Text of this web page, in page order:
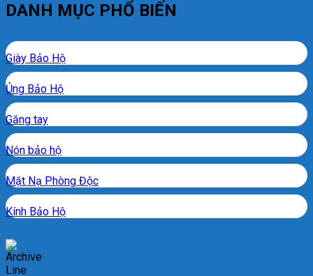
DANH MỤC PHỔ BIẾN
Giày Bảo Hộ
Ủng Bảo Hộ
Găng tay
Nón bảo hộ
Mặt Nạ Phòng Độc
Kính Bảo Hộ